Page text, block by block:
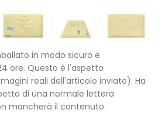
in modo sicuro e
ore. Questo è l'aspetto
reali dell'articolo inviato). Ha
di una normale lettera
mancherà il contenuto.